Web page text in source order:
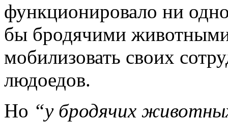
функционировало ни
бы бродячими
мобилизовать своих
людоедов.
Но “у бродячих